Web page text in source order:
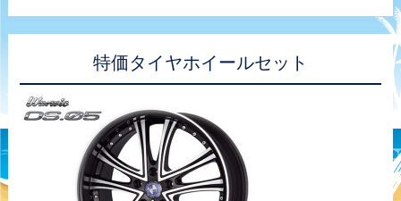
特価タイヤホイールセット